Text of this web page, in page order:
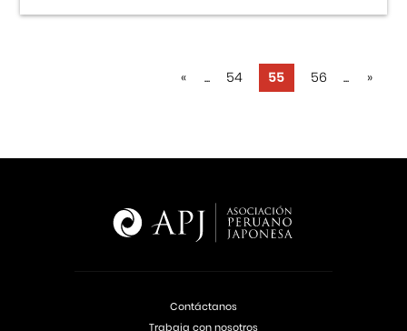
« ... 54 55 56 ... »
Contáctanos
Trabaja con nosotros